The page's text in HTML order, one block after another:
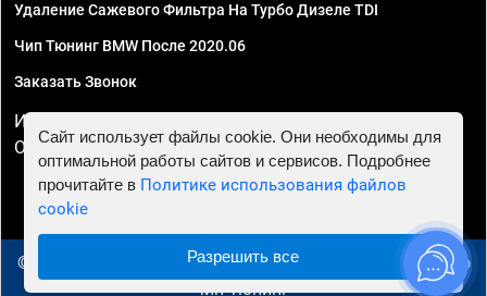
Удаление Сажевого Фильтра На Турбо Дизеле TDI
Чип Тюнинг BMW После 2020.06
Заказать Звонок
ИП Смирнов Георгий Павлович. ИНН 781302555843,
ОГРНИП 324470400032610
© 2010 - 2026 Чип тюнинг в Липецке - Автосервис "Евро
Чип Тюнинг"
Сайт использует файлы cookie. Они необходимы для
оптимальной работы сайтов и сервисов. Подробнее
прочитайте в Политике использования файлов
cookie
Разрешить все